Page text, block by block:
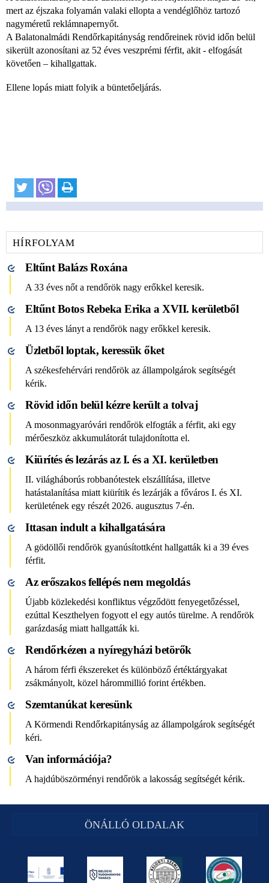
mert az éjszaka folyamán valaki ellopta a vendéglőhöz tartozó
nagyméretű reklámnapernyőt.
A Balatonalmádi Rendőrkapitányság rendőreinek rövid időn belül
sikerült azonosítani az 52 éves veszprémi férfit, akit - elfogását
követően – kihallgattak.
Ellene lopás miatt folyik a büntetőeljárás.
HÍRFOLYAM
Eltűnt Balázs Roxána
A 33 éves nőt a rendőrök nagy erőkkel keresik.
Eltűnt Botos Rebeka Erika a XVII. kerületből
A 13 éves lányt a rendőrök nagy erőkkel keresik.
Üzletből loptak, keressük őket
A székesfehérvári rendőrök az állampolgárok segítségét
kérik.
Rövid időn belül kézre került a tolvaj
A mosonmagyaróvári rendőrök elfogták a férfit, aki egy
mérőeszköz akkumulátorát tulajdonította el.
Kiürítés és lezárás az I. és a XI. kerületben
II. világháborús robbanótestek elszállítása, illetve
hatástalanítása miatt kiürítik és lezárják a főváros I. és XI.
kerületének egy részét 2026. augusztus 7-én.
Ittasan indult a kihallgatására
A gödöllői rendőrök gyanúsítottként hallgatták ki a 39 éves
férfit.
Az erőszakos fellépés nem megoldás
Újabb közlekedési konfliktus végződött fenyegetőzéssel,
ezúttal Keszthelyen fogyott el egy autós türelme. A rendőrök
garázdaság miatt hallgatták ki.
Rendőrkézen a nyíregyházi betörők
A három férfi ékszereket és különböző értéktárgyakat
zsákmányolt, közel hárommillió forint értékben.
Szemtanúkat keresünk
A Körmendi Rendőrkapitányság az állampolgárok segítségét
kéri.
Van információja?
A hajdúböszörményi rendőrök a lakosság segítségét kérik.
ÖNÁLLÓ OLDALAK